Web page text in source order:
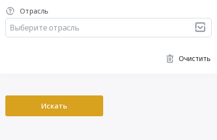
Отрасль
Выберите отрасль
Очистить
Искать